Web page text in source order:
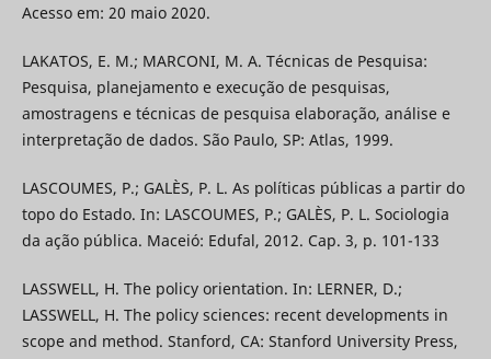
Acesso em: 20 maio 2020.
LAKATOS, E. M.; MARCONI, M. A. Técnicas de Pesquisa:
Pesquisa, planejamento e execução de pesquisas,
amostragens e técnicas de pesquisa elaboração, análise e
interpretação de dados. São Paulo, SP: Atlas, 1999.
LASCOUMES, P.; GALÈS, P. L. As políticas públicas a partir do
topo do Estado. In: LASCOUMES, P.; GALÈS, P. L. Sociologia
da ação pública. Maceió: Edufal, 2012. Cap. 3, p. 101-133
LASSWELL, H. The policy orientation. In: LERNER, D.;
LASSWELL, H. The policy sciences: recent developments in
scope and method. Stanford, CA: Stanford University Press,